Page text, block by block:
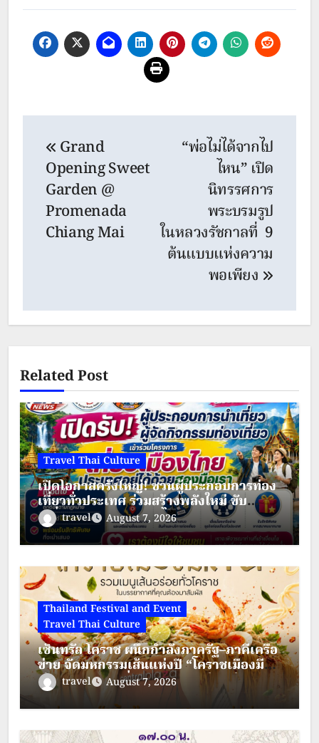
navigation
Grand
Opening Sweet
Garden @
Promenada
Chiang Mai
“พ่อไม่ได้จากไป
ไหน” เปิด
นิทรรศการ
พระบรมรูป
ในหลวงรัชกาลที่ 9
ต้นแบบแห่งความ
พอเพียง
Related Post
Travel Thai Culture
เปิดโอกาสครั้งใหญ่! ชวนผู้ประกอบการท่อง
เที่ยวทั่วประเทศ ร่วมสร้างพลังใหม่ ขับ
เคลื่อนเศรษฐกิจชุมชนไทย
travel August 7, 2026
Thailand Festival and Event
Travel Thai Culture
เซ็นทรัล โคราช ผนึกกำลังภาครัฐ–ภาคีเครือ
ข่าย จัดมหกรรมเส้นแห่งปี “โคราชเมืองมี
เส้น” ดัน “ผัดหมี่ดัง–ขนมจีนแซ่บ” สู่ Soft
Power เมืองย่าโม
travel August 7, 2026